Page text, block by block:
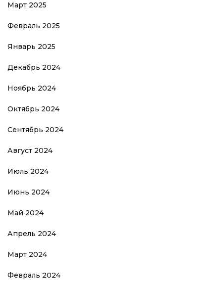
Март 2025
Февраль 2025
Январь 2025
Декабрь 2024
Ноябрь 2024
Октябрь 2024
Сентябрь 2024
Август 2024
Июль 2024
Июнь 2024
Май 2024
Апрель 2024
Март 2024
Февраль 2024